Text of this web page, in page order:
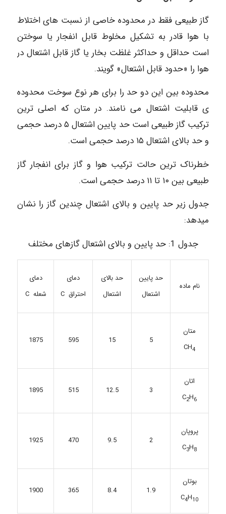
گاز طبیعی فقط در محدوده خاصی از نسبت های اختلاط
با هوا قادر به تشکیل مخلوط قابل انفجار یا سوختن
است حداقل و حداکثر غلظت بخار یا گاز قابل اشتعال در
هوا را «حدود قابل اشتعال» گویند.
محدوده بین این دو حد را برای هر نوع سوخت محدوده
ی قابلیت اشتعال می نامند. در متان که اصلی ترین
ترکیب گاز طبیعی است حد پایین اشتعال ۵ درصد حجمی
و حد بالای اشتعال ۱۵ درصد حجمی است.
خطرناک ترین حالت ترکیب هوا و گاز برای انفجار گاز
طبیعی بین ۱۰ تا ۱۱ درصد حجمی است.
جدول زیر حد پایین و بالای اشتعال چندین گاز را نشان
میدهد:
جدول 1: حد پایین و بالای اشتعال گازهای مختلف
نام ماده
حد پایین
اشتعال
حد بالای
اشتعال
دمای
احتراق C
دمای
شعله C
متان
CH4
5
15
595
1875
اتان
C2H6
3
12.5
515
1895
پروپان
C3H8
2
9.5
470
1925
بوتان
C4H10
1.9
8.4
365
1900